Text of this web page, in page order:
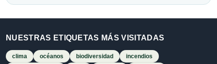
NUESTRAS ETIQUETAS MÁS VISITADAS
clima océanos biodiversidad
incendios